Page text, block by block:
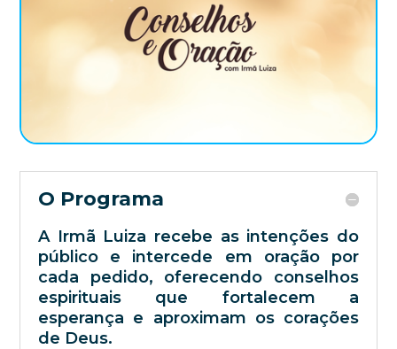
O Programa
A Irmã Luiza recebe as intenções do
público e intercede em oração por
cada pedido, oferecendo conselhos
espirituais que fortalecem a
esperança e aproximam os corações
de Deus.